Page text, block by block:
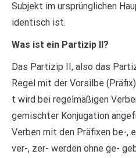
Subjekt im ursprünglichen
identisch ist.
Was ist ein Partizip II?
Das Partizip II, also das
Regel mit der Vorsilbe
t wird bei regelmäßigen
gemischter Konjugation
Verben mit den Präfixen be-,
ver-, zer- werden ohne ge-